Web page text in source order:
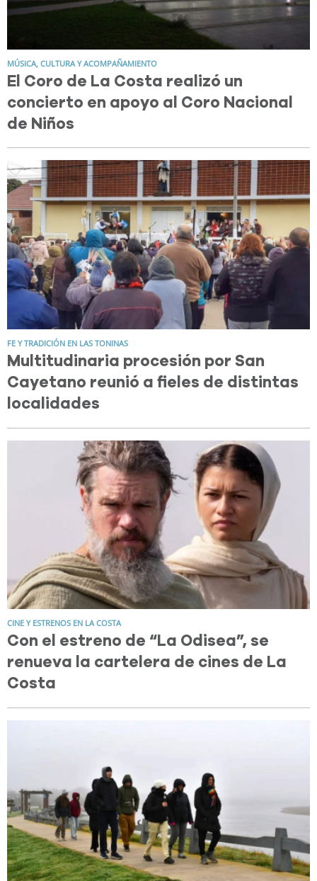
MÚSICA, CULTURA Y ACOMPAÑAMIENTO
El Coro de La Costa realizó un
concierto en apoyo al Coro Nacional
de Niños
FE Y TRADICIÓN EN LAS TONINAS
Multitudinaria procesión por San
Cayetano reunió a fieles de distintas
localidades
CINE Y ESTRENOS EN LA COSTA
Con el estreno de “La Odisea”, se
renueva la cartelera de cines de La
Costa